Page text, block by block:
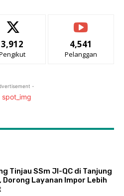
3,912 4,541
Pelanggan
-
Tinjau SSm JI-QC di Tanjung
Dorong Layanan Impor Lebih